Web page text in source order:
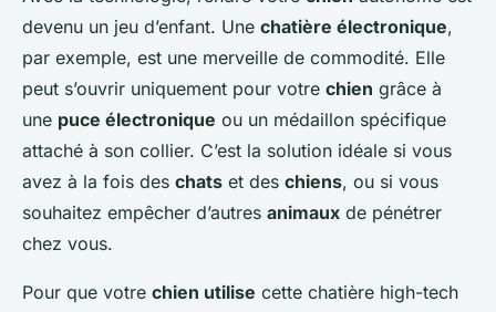
devenu un jeu d’enfant. Une chatière électronique,
par exemple, est une merveille de commodité. Elle
peut s’ouvrir uniquement pour votre chien grâce à
une puce électronique ou un médaillon spécifique
attaché à son collier. C’est la solution idéale si vous
avez à la fois des chats et des chiens, ou si vous
souhaitez empêcher d’autres animaux de pénétrer
chez vous.
Pour que votre chien utilise cette chatière high-tech